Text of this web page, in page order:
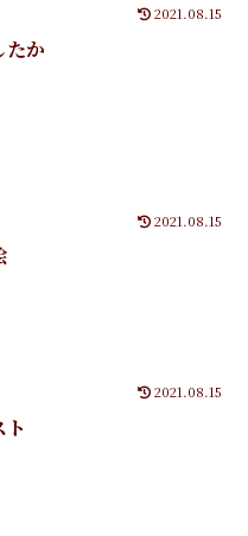
2021.08.15
たか
2021.08.15
2021.08.15